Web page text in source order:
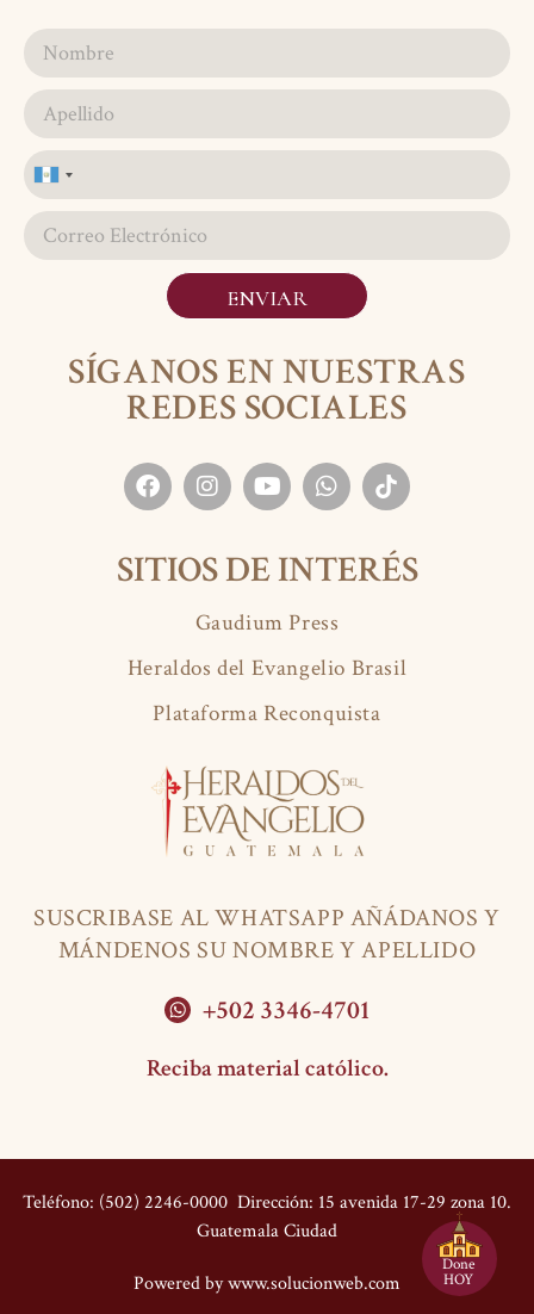
SUSCRIBASE AL WHATSAPP AÑÁDANOS Y
MÁNDENOS SU NOMBRE Y APELLIDO
+502 3346-4701
Reciba material católico.
SÍGANOS EN NUESTRAS
REDES SOCIALES
SITIOS DE INTERÉS
Gaudium Press
Heraldos del Evangelio Brasil
Plataforma Reconquista
Guatemala
ENVIAR
Teléfono: (502) 2246-0000 Dirección: 15 avenida 17-29 zona 10.
Guatemala Ciudad
Powered bywww.solucionweb.com
Done
HOY